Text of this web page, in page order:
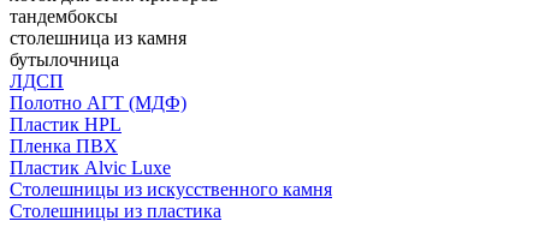
тандембоксы
столешница из камня
бутылочница
ЛДСП
Полотно АГТ (МДФ)
Пластик HPL
Пленка ПВХ
Пластик Alvic Luxe
Столешницы из искусственного камня
Столешницы из пластика